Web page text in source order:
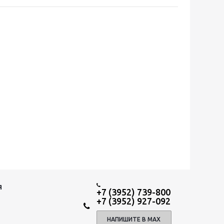
+7 (3952) 739-800
+7 (3952) 927-092
НАПИШИТЕ В МАХ